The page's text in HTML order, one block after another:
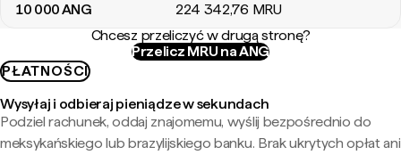
10 000ANG 224 342,76 MRU
Chcesz przeliczyć w drugą stronę?
Przelicz MRU na ANG
PŁATNOŚCI
Wysyłaj i odbieraj pieniądze w sekundach
Podziel rachunek, oddaj znajomemu, wyślij bezpośrednio do
meksykańskiego lub brazylijskiego banku. Brak ukrytych opłat ani